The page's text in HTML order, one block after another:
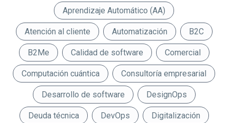
Aprendizaje Automático (AA)
Atención al cliente Automatización B2C
B2Me Calidad de software Comercial
Computación cuántica Consultoría empresarial
Desarrollo de software DesignOps
Deuda técnica DevOps Digitalización